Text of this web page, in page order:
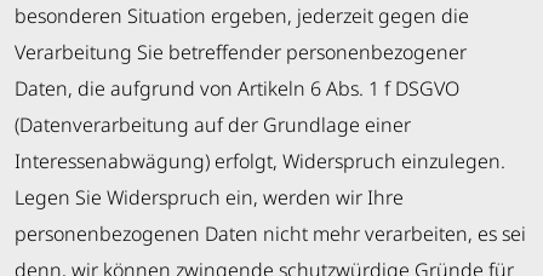
besonderen Situation ergeben, jederzeit gegen die
Verarbeitung Sie betreffender personenbezogener
Daten, die aufgrund von Artikeln 6 Abs. 1 f DSGVO
(Datenverarbeitung auf der Grundlage einer
Interessenabwägung) erfolgt, Widerspruch einzulegen.
Legen Sie Widerspruch ein, werden wir Ihre
personenbezogenen Daten nicht mehr verarbeiten, es sei
denn, wir können zwingende schutzwürdige Gründe für